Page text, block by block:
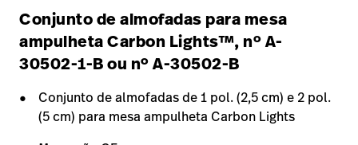
Conjunto de almofadas para mesa
ampulheta Carbon Lights™, nº A-
30502-1-B ou nº A-30502-B
Conjunto de almofadas de 1 pol. (2,5 cm) e 2 pol.
(5 cm) para mesa ampulheta Carbon Lights